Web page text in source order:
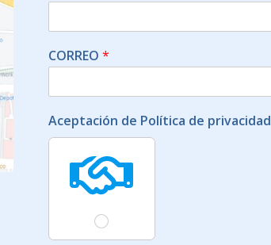
CORREO *
Aceptación de Política de privacidad